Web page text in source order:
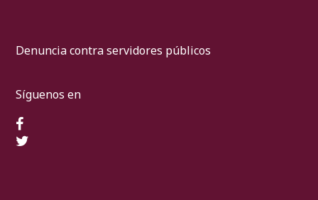
Denuncia contra servidores públicos
Síguenos en